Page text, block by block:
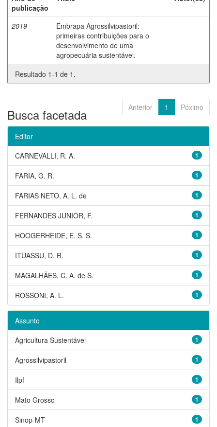
publicação
2019
Embrapa Agrossilvipastoril:
primeiras contribuições para o
desenvolvimento de uma
agropecuária sustentável.
-
Resultado 1-1 de 1.
Anterior 1 Póximo
Busca facetada
Editor
1
CARNEVALLI, R. A.
1
FARIA, G. R.
1
FARIAS NETO, A. L. de
1
FERNANDES JUNIOR, F.
1
HOOGERHEIDE, E. S. S.
1
ITUASSU, D. R.
1
MAGALHÃES, C. A. de S.
1
ROSSONI, A. L.
Assunto
1
Agricultura Sustentável
1
Agrossilvipastoril
1
Ilpf
1
Mato Grosso
1
Sinop-MT